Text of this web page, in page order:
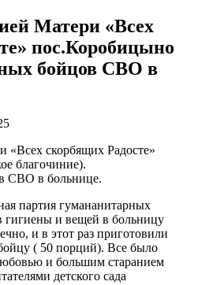
Матери «Всех
пос.Коробицыно
бойцов СВО в
скорбящих Радосте»
благочиние).
СВО в больнице.
партия гумананитарных
гигиены и вещей в больницу
и в этот раз приготовили
( 50 порций). Все было
и большим старанием
детского сада